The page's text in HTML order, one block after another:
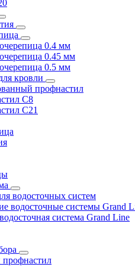
0.4 мм
0.45 мм
0.5 мм
кровли
профнастил
С8
С21
водосточных систем
водосточные системы Grand
система Grand Line